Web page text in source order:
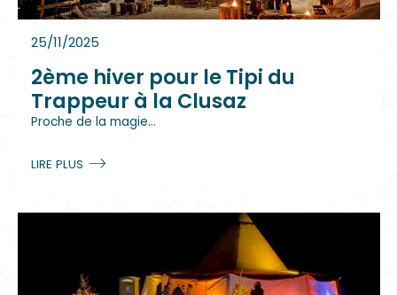
25/11/2025
2ème hiver pour le Tipi du
Trappeur à la Clusaz
Proche de la magie...
LIRE PLUS